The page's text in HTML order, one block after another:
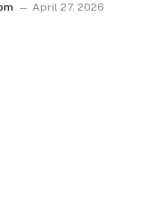
April 27, 2026